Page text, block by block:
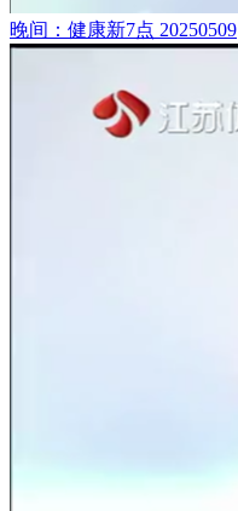
晚间：健康新7点 20250509